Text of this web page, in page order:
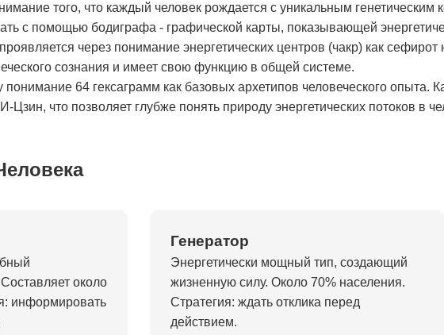
того, что каждый человек рождается с уникальным генетическим
с помощью бодиграфа - графической карты, показывающей
через понимание энергетических центров (чакр) как
сознания и имеет свою функцию в общей системе.
64 гексаграмм как базовых архетипов человеческого опыта.
Цзин, что позволяет глубже понять природу энергетических потоков в
около
информировать
Генератор
Энергетически мощный тип, создающий
жизненную силу. Около 70% населения.
Стратегия: ждать отклика перед
действием.